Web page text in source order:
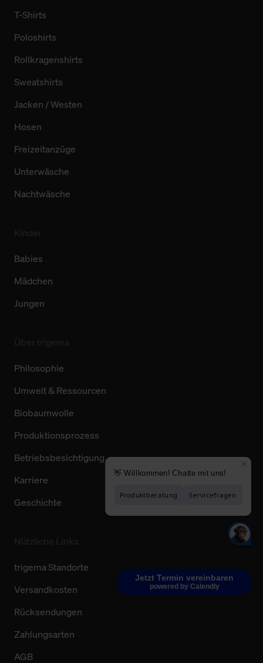
Jetzt Termin vereinbaren
powered by Calendly
T-Shirts
Poloshirts
Rollkragenshirts
Sweatshirts
Jacken / Westen
Hosen
Freizeitanzüge
Unterwäsche
Nachtwäsche
Babies
Mädchen
Jungen
Philosophie
Umwelt & Ressourcen
Biobaumwolle
Produktionsprozess
Betriebsbesichtigung
Karriere
Geschichte
trigema Standorte
Versandkosten
Rücksendungen
Zahlungsarten
AGB